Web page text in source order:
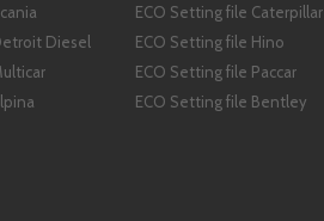
ECO Setting file Caterpillar
Diesel
ECO Setting file Hino
ECO Setting file Paccar
ECO Setting file Bentley